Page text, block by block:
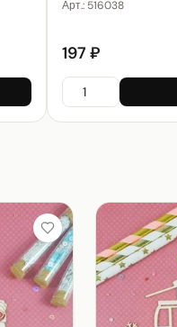
Арт.: 516038
197 ₽